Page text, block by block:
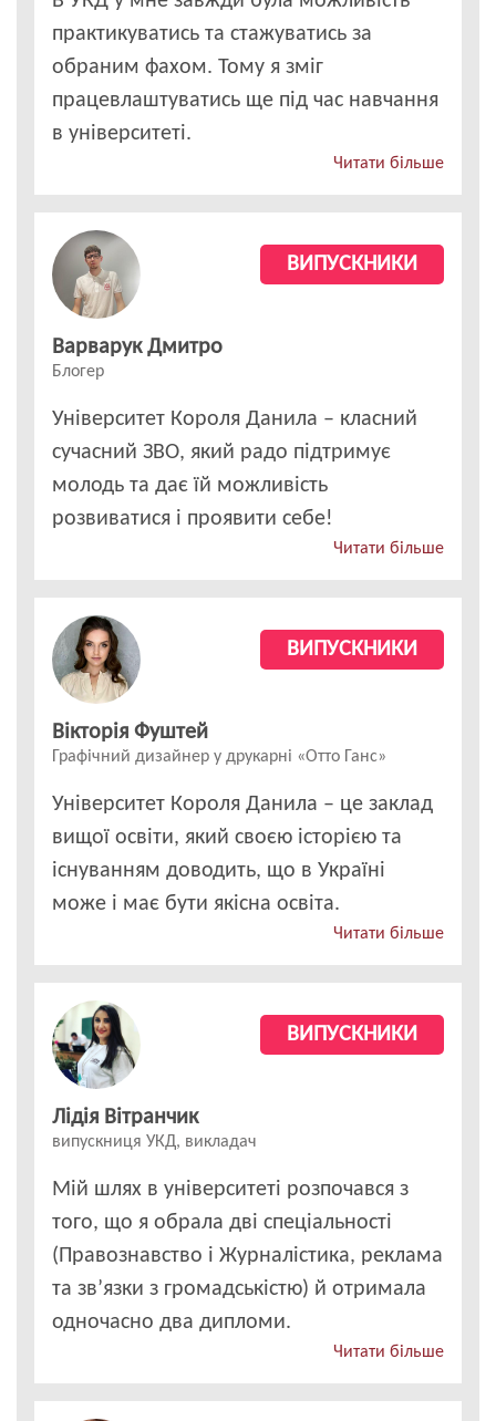
практикуватись та стажуватись за
обраним фахом. Тому я зміг
працевлаштуватись ще під час навчання
в університеті.
Читати більше
ВИПУСКНИКИ
Варварук Дмитро
Блогер
Університет Короля Данила – класний
сучасний ЗВО, який радо підтримує
молодь та дає їй можливість
розвиватися і проявити себе!
Читати більше
ВИПУСКНИКИ
Вікторія Фуштей
Графічний дизайнер у друкарні «Отто Ганс»
Університет Короля Данила – це заклад
вищої освіти, який своєю історією та
існуванням доводить, що в Україні
може і має бути якісна освіта.
Читати більше
ВИПУСКНИКИ
Лідія Вітранчик
випускниця УКД, викладач
Мій шлях в університеті розпочався з
того, що я обрала дві спеціальності
(Правознавство і Журналістика, реклама
та зв’язки з громадськістю) й отримала
одночасно два дипломи.
Читати більше